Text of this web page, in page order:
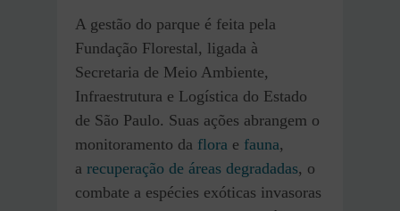
A gestão do parque é feita pela
Fundação Florestal, ligada à
Secretaria de Meio Ambiente,
Infraestrutura e Logística do Estado
de São Paulo. Suas ações abrangem o
monitoramento da flora e fauna,
a recuperação de áreas degradadas, o
combate a espécies exóticas invasoras